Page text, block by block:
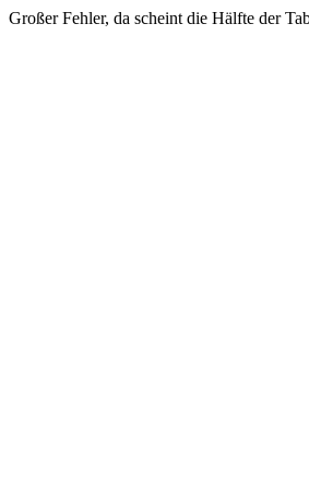
Großer Fehler, da scheint die Hälfte der